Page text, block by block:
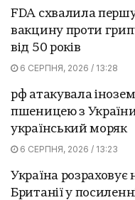
FDA схвалила
вакцину проти
від 50 років
6 СЕРПНЯ, 2026 / 13:28
рф атакувала
пшеницею з
український моряк
6 СЕРПНЯ, 2026 / 13:23
Україна
Британії у